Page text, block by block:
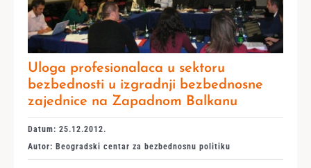
Uloga profesionalaca u sektoru
bezbednosti u izgradnji bezbednosne
zajednice na Zapadnom Balkanu
Datum: 25.12.2012.
Autor: Beogradski centar za bezbednosnu politiku